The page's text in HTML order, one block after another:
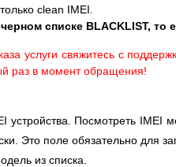
clean IMEI.
списке BLACKLIST, то
услуги свяжитесь с
раз в момент обращения!
устройства. Посмотреть
Это поле обязательно для
из списка.